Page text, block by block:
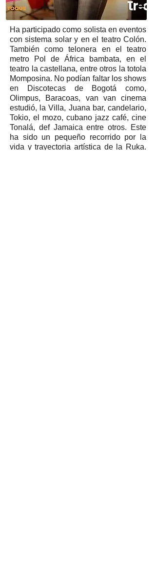
Ha participado como solista en eventos
con sistema solar y en el teatro Colón.
También como telonera en el teatro
metro Pol de África bambata, en el
teatro la castellana, entre otros la totola
Momposina. No podían faltar los shows
en Discotecas de Bogotá como,
Olimpus, Baracoas, van van cinema
estudió, la Villa, Juana bar, candelario,
Tokio, el mozo, cubano jazz café, cine
Tonalá, def Jamaica entre otros. Este
ha sido un pequeño recorrido por la
vida y trayectoria artística de la Ruka.